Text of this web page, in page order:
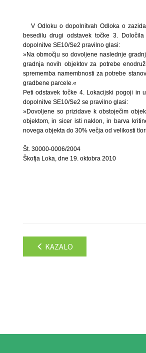
V Odloku o dopolnitvah Odloka o
besedilu drugi odstavek točke 3.
dopolnitve SE10/Se2 pravilno glasi:
»Na območju so dovoljene naslednje
gradnja novih objektov za potrebe
sprememba namembnosti za potrebe
gradbene parcele.«
Peti odstavek točke 4. Lokacijski pogoji in
dopolnitve SE10/Se2 se pravilno glasi:
»Dovoljene so prizidave k obstoječim
objektom, in sicer isti naklon, in barva
novega objekta do 30% večja od velikosti
Št. 30000-0006/2004
Škofja Loka, dne 19. oktobra 2010
KAZALO